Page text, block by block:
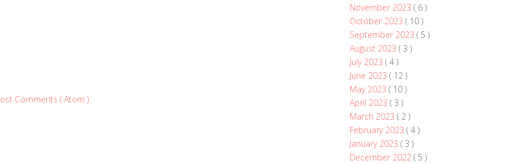
Comments ( Atom )
November 2023 ( 6 )
October 2023 ( 10 )
September 2023 ( 5 )
August 2023 ( 3 )
July 2023 ( 4 )
June 2023 ( 12 )
May 2023 ( 10 )
April 2023 ( 3 )
March 2023 ( 2 )
February 2023 ( 4 )
January 2023 ( 3 )
December 2022 ( 5 )